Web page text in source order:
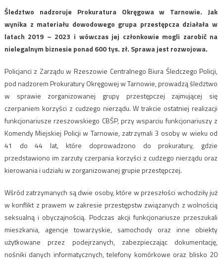
Śledztwo nadzoruje Prokuratura Okręgowa w Tarnowie. Jak
wynika z materiału dowodowego grupa przestępcza działała w
latach 2019 – 2023 i wówczas jej członkowie mogli zarobić na
nielegalnym biznesie ponad 600 tys. zł. Sprawa jest rozwojowa.
Policjanci z Zarządu w Rzeszowie Centralnego Biura Śledczego Policji,
pod nadzorem Prokuratury Okręgowej w Tarnowie, prowadzą śledztwo
w sprawie zorganizowanej grupy przestępczej zajmującej się
czerpaniem korzyści z cudzego nierządu. W trakcie ostatniej realizacji
funkcjonariusze rzeszowskiego CBŚP, przy wsparciu funkcjonariuszy z
Komendy Miejskiej Policji w Tarnowie, zatrzymali 3 osoby w wieku od
41 do 44 lat, które doprowadzono do prokuratury, gdzie
przedstawiono im zarzuty czerpania korzyści z cudzego nierządu oraz
kierowania i udziału w zorganizowanej grupie przestępczej.
Wśród zatrzymanych są dwie osoby, które w przeszłości wchodziły już
w konflikt z prawem w zakresie przestępstw związanych z wolnością
seksualną i obyczajnością. Podczas akcji funkcjonariusze przeszukali
mieszkania, agencje towarzyskie, samochody oraz inne obiekty
użytkowane przez podejrzanych, zabezpieczając dokumentację,
nośniki danych informatycznych, telefony komórkowe oraz blisko 20